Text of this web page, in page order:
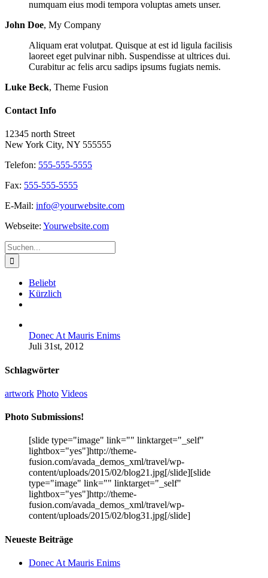
numquam eius modi tempora voluptas amets unser.
John Doe, My Company
Aliquam erat volutpat. Quisque at est id ligula facilisis
laoreet eget pulvinar nibh. Suspendisse at ultrices dui.
Curabitur ac felis arcu sadips ipsums fugiats nemis.
Luke Beck, Theme Fusion
Contact Info
12345 north Street
New York City, NY 555555
Telefon: 555-555-5555
Fax: 555-555-5555
E-Mail: info@yourwebsite.com
Webseite: Yourwebsite.com
Suche
nach:
Beliebt
Kürzlich
Donec At Mauris Enims
Juli 31st, 2012
Schlagwörter
artwork Photo Videos
Photo Submissions!
[slide type="image" link="" linktarget="_self"
lightbox="yes"]http://theme-
fusion.com/avada_demos_xml/travel/wp-
content/uploads/2015/02/blog21.jpg[/slide][slide
type="image" link="" linktarget="_self"
lightbox="yes"]http://theme-
fusion.com/avada_demos_xml/travel/wp-
content/uploads/2015/02/blog31.jpg[/slide]
Neueste Beiträge
Donec At Mauris Enims